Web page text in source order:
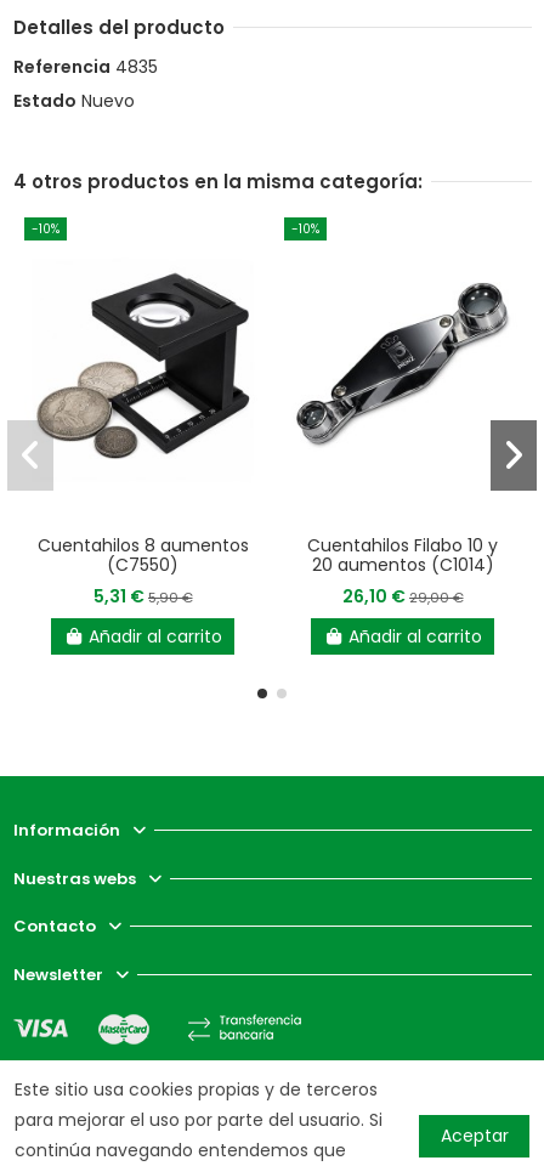
Detalles del producto
Referencia 4835
Estado Nuevo
4 otros productos en la misma categoría:
-10%
Cuentahilos 8 aumentos
(C7550)
5,31 €5,90 €
Añadir al carrito
-10%
Cuentahilos Filabo 10 y
20 aumentos (C1014)
26,10 €29,00 €
Añadir al carrito
Información
Nuestras webs
Contacto
Newsletter
Este sitio usa cookies propias y de terceros
para mejorar el uso por parte del usuario. Si
continúa navegando entendemos que
Aceptar